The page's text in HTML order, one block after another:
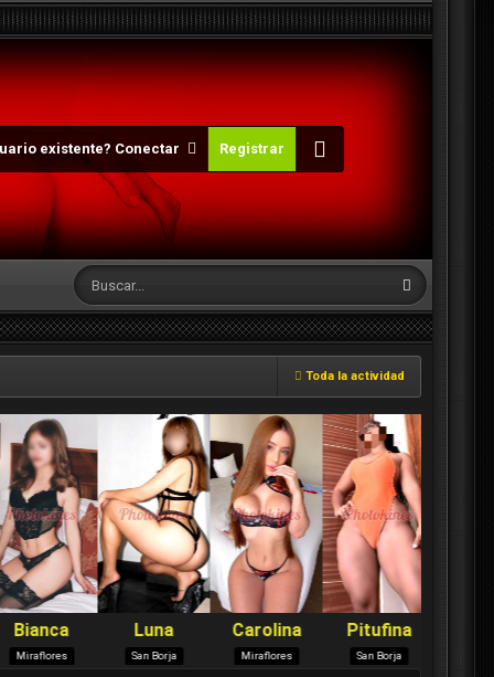
existente? Conectar Registrar
Toda la actividad